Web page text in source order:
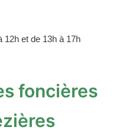
12h et de 13h à 17h
foncières